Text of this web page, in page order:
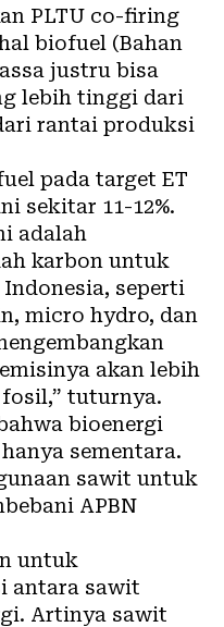
PLTU co-firing
biofuel (Bahan
justru bisa
lebih tinggi dari
rantai produksi
pada target ET
sekitar 11-12%.
adalah
karbon untuk
seperti
micro hydro, dan
akan lebih
tuturnya.
bioenergi
sementara.
sawit untuk
APBN
untuk
antara sawit
Artinya sawit